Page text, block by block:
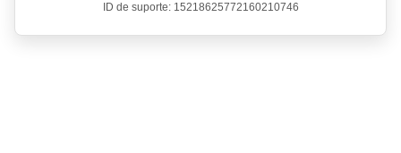
ID de suporte: 15218625772160210746